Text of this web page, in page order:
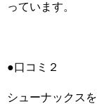
っています。
●口コミ２
シューナックス